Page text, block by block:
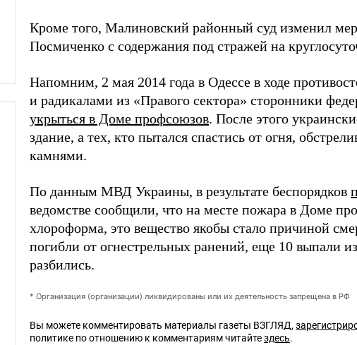
Кроме того, Малиновский районный суд изменил
Посмиченко с содержания под стражей на
Напомним, 2 мая 2014 года в Одессе в ходе
и радикалами из «Правого сектора» сторонники
укрыться в Доме профсоюзов. После этого
здание, а тех, кто пытался спастись от огня,
камнями.
По данным МВД Украины, в результате беспорядков
ведомстве сообщили, что на месте пожара в Доме
хлороформа, это вещество якобы стало причиной
погибли от огнестрельных ранений, еще 10 выпали
разбились.
* Организация (организации) ликвидированы или их деятельность запрещена в РФ
Вы можете комментировать материалы газеты ВЗГЛЯД,
политике по отношению к комментариям читайтездесь.